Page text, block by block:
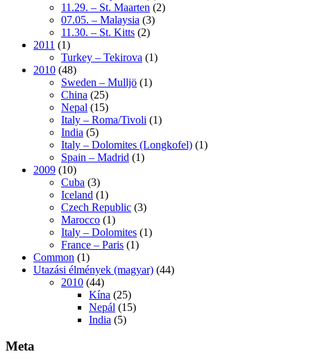
11.29. – St. Maarten (2)
07.05. – Malaysia (3)
11.30. – St. Kitts (2)
2011 (1)
Turkey – Tekirova (1)
2010 (48)
Sweden – Mulljö (1)
China (25)
Nepal (15)
Italy – Roma/Tivoli (1)
India (5)
Italy – Dolomites (Longkofel) (1)
Spain – Madrid (1)
2009 (10)
Cuba (3)
Iceland (1)
Czech Republic (3)
Marocco (1)
Italy – Dolomites (1)
France – Paris (1)
Common (1)
Utazási élmények (magyar) (44)
2010 (44)
Kína (25)
Nepál (15)
India (5)
Meta